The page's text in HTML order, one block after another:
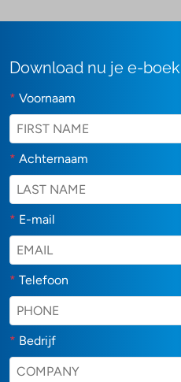
Download nu je e-boek
* Voornaam
* Achternaam
* E-mail
* Telefoon
* Bedrijf